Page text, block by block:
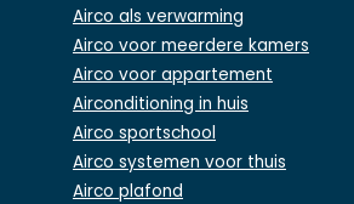
Airco als verwarming
Airco voor meerdere kamers
Airco voor appartement
Airconditioning in huis
Airco sportschool
Airco systemen voor thuis
Airco plafond